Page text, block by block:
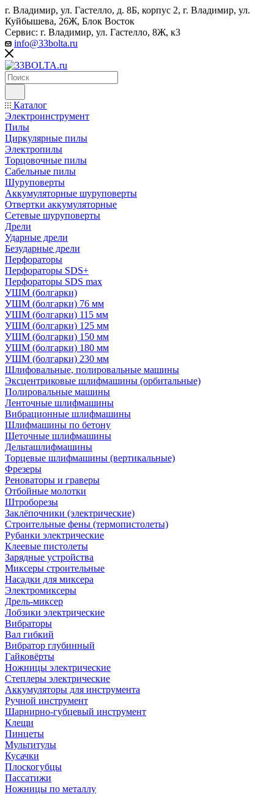
г. Владимир, ул. Гастелло, д. 8Б, корпус 2, г. Владимир, ул. ​
Куйбышева, 26Ж, Блок Восток
Сервис: г. Владимир, ул. Гастелло, 8Ж, к3
info@33bolta.ru
Каталог
Электроинструмент
Пилы
Циркулярные пилы
Электропилы
Торцовочные пилы
Сабельные пилы
Шуруповерты
Аккумуляторные шуруповерты
Отвертки аккумуляторные
Сетевые шуруповерты
Дрели
Ударные дрели
Безударные дрели
Перфораторы
Перфораторы SDS+
Перфораторы SDS max
УШМ (болгарки)
УШМ (болгарки) 76 мм
УШМ (болгарки) 115 мм
УШМ (болгарки) 125 мм
УШМ (болгарки) 150 мм
УШМ (болгарки) 180 мм
УШМ (болгарки) 230 мм
Шлифовальные, полировальные машины
Эксцентриковые шлифмашины (орбитальные)
Полировальные машины
Ленточные шлифмашины
Вибрационные шлифмашины
Шлифмашины по бетону
Щеточные шлифмашины
Дельташлифмашины
Торцевые шлифмашины (вертикальные)
Фрезеры
Реноваторы и граверы
Отбойные молотки
Штроборезы
Заклёпочники (электрические)
Строительные фены (термопистолеты)
Рубанки электрические
Клеевые пистолеты
Зарядные устройства
Миксеры строительные
Насадки для миксера
Электромиксеры
Дрель-миксер
Лобзики электрические
Вибраторы
Вал гибкий
Вибратор глубинный
Гайковёрты
Ножницы электрические
Степлеры электрические
Аккумуляторы для инструмента
Ручной инструмент
Шарнирно-губцевый инструмент
Клещи
Пинцеты
Мультитулы
Кусачки
Плоскогубцы
Пассатижи
Ножницы по металлу